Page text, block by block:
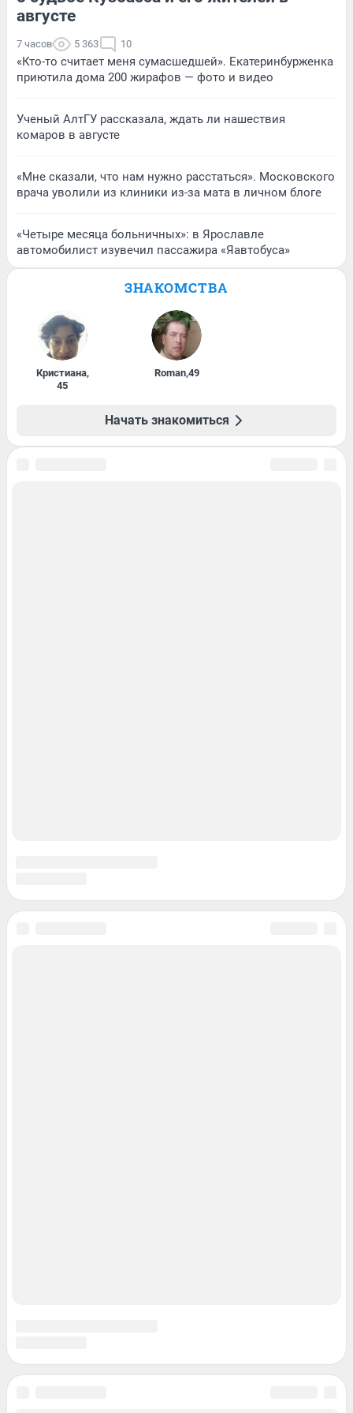
августе
7 часов 5 363 10
«Кто-то считает меня сумасшедшей». Екатеринбурженка
приютила дома 200 жирафов — фото и видео
Ученый АлтГУ рассказала, ждать ли нашествия
комаров в августе
«Мне сказали, что нам нужно расстаться». Московского
врача уволили из клиники из-за мата в личном блоге
«Четыре месяца больничных»: в Ярославле
автомобилист изувечил пассажира «Яавтобуса»
ЗНАКОМСТВА
Кристиана,
45
Roman,49
Начать знакомиться